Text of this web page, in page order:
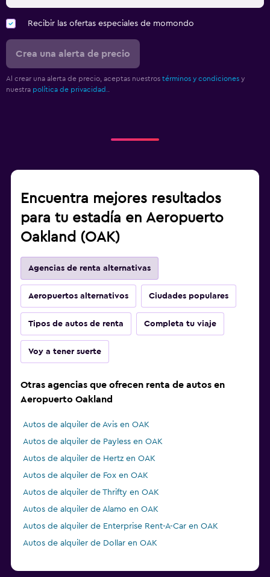
Recibir las ofertas especiales de momondo
Crea una alerta de precio
Al crear una alerta de precio, aceptas nuestros términos y condiciones y
nuestra política de privacidad..
Encuentra mejores resultados
para tu estadía en Aeropuerto
Oakland (OAK)
Agencias de renta alternativas
Aeropuertos alternativos Ciudades populares
Tipos de autos de renta Completa tu viaje
Voy a tener suerte
Otras agencias que ofrecen renta de autos en
Aeropuerto Oakland
Autos de alquiler de Avis en OAK
Autos de alquiler de Payless en OAK
Autos de alquiler de Hertz en OAK
Autos de alquiler de Fox en OAK
Autos de alquiler de Thrifty en OAK
Autos de alquiler de Alamo en OAK
Autos de alquiler de Enterprise Rent-A-Car en OAK
Autos de alquiler de Dollar en OAK